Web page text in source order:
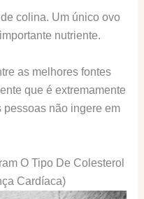
colina. Um único ovo
nutriente.
as melhores fontes
que é extremamente
pessoas não ingere em
O Tipo De Colesterol
Cardíaca)